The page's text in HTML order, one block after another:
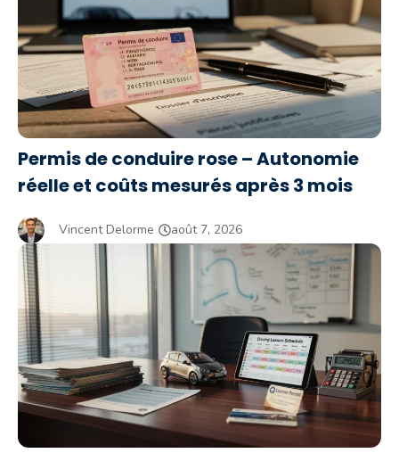
Permis de conduire rose – Autonomie
réelle et coûts mesurés après 3 mois
Vincent Delorme août 7, 2026